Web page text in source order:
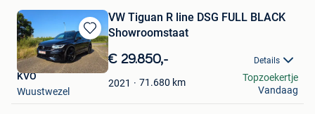
Bewaren
in
Mijn
Favorieten
VW Tiguan R line DSG FULL BLACK
Showroomstaat
€ 29.850,- Details
2021 71.680 km
KVO
Wuustwezel
Topzoekertje
Vandaag